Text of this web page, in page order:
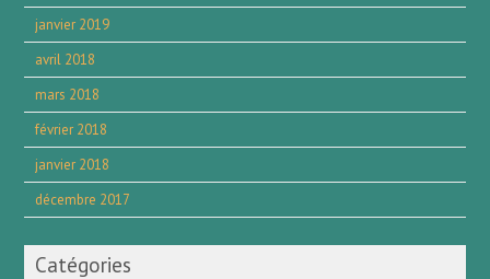
janvier 2019
avril 2018
mars 2018
février 2018
janvier 2018
décembre 2017
Catégories